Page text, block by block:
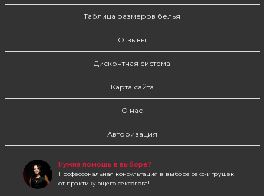
Таблица размеров белья
Отзывы
Дисконтная система
Карта сайта
О нас
Авторизация
Нужна помощь в выборе?
Профессональная консультация в выборе секс-игрушек
от практикующего сексолога!